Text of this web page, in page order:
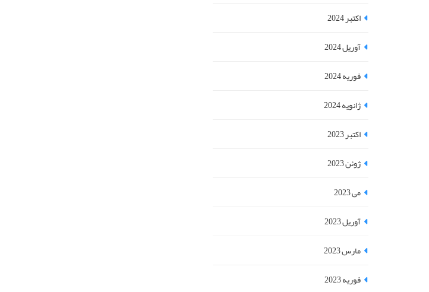
اکتبر 2024
آوریل 2024
فوریه 2024
ژانویه 2024
اکتبر 2023
ژوئن 2023
می 2023
آوریل 2023
مارس 2023
فوریه 2023